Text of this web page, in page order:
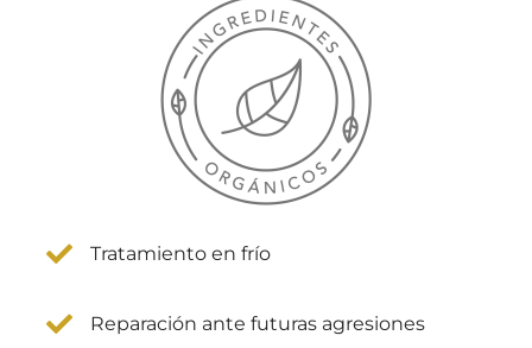
Tratamiento en frío
Reparación ante futuras agresiones